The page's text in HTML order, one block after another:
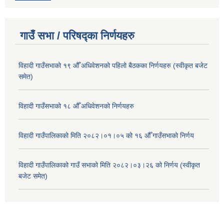
गाउँ सभा / परिषद्का निर्णयहरु
विहादी गाउँसभाको १९ औँ अधिवेशनको पहिलो बैठकका निर्णयहरु (स्वीकृत बजेट
समेत)
विहादी गाउँसभाको १८ औँ अधिवेशनको निर्णयहरु
विहादी गाउँपालिकाको मिति २०८२।०१।०५ को १६ औँ गाउँसभाको निर्णय
विहादी गाउँपालिकाको गाउँ सभाको मिति २०८२।०३।२६ को निर्णय (स्वीकृत
बजेट समेत)